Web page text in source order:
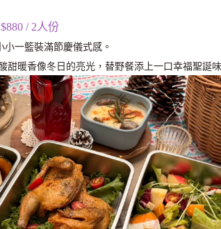
$880 / 2人份
一籃裝滿節慶儀式感。
甜暖香像冬日的亮光，替野餐添上一口幸福聖誕